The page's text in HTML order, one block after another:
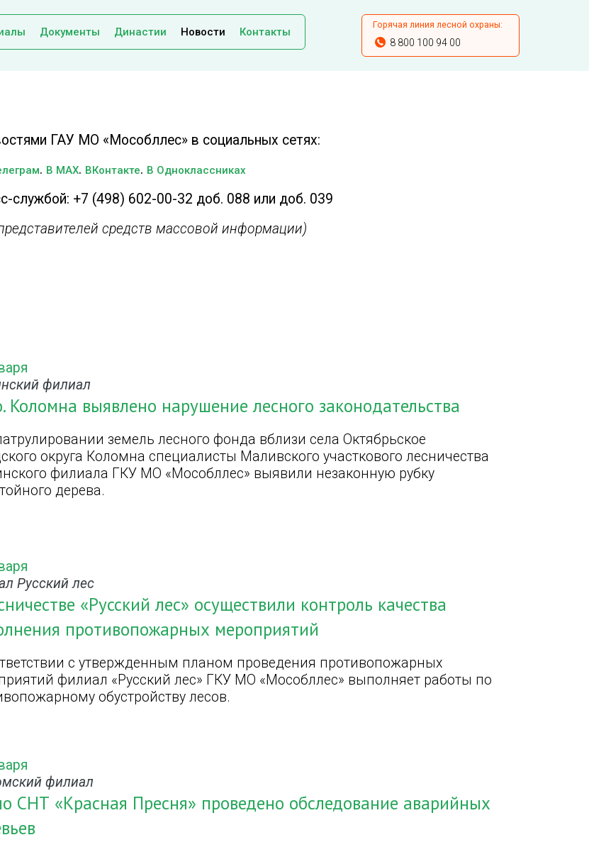
Документы Династии Новости Контакты
Горячая линия лесной охраны:
8 800 100 94 00
ГАУ МО «Мособллес» в социальных сетях:
. В MAX. ВКонтакте. В Одноклассниках
службой: +7 (498) 602-00-32 доб. 088 или доб. 039
средств массовой информации)
филиал
Коломна выявлено нарушение лесного законодательства
земель лесного фонда вблизи села Октябрьское
округа Коломна специалисты Маливского участкового лесничества
филиала ГКУ МО «Мособллес» выявили незаконную рубку
дерева.
Русский лес
«Русский лес» осуществили контроль качества
противопожарных мероприятий
с утвержденным планом проведения противопожарных
филиал «Русский лес» ГКУ МО «Мособллес» выполняет работы по
обустройству лесов.
филиал
СНТ «Красная Пресня» проведено обследование аварийных